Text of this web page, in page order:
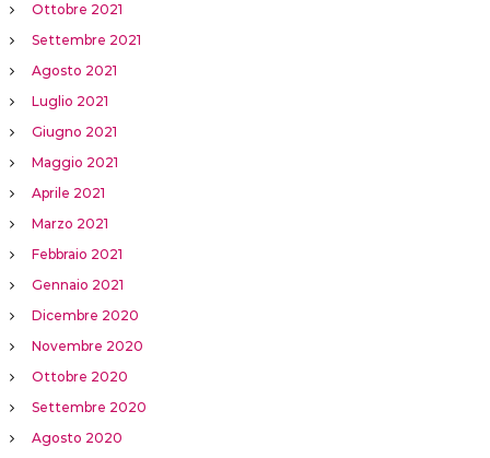
Ottobre 2021
Settembre 2021
Agosto 2021
Luglio 2021
Giugno 2021
Maggio 2021
Aprile 2021
Marzo 2021
Febbraio 2021
Gennaio 2021
Dicembre 2020
Novembre 2020
Ottobre 2020
Settembre 2020
Agosto 2020